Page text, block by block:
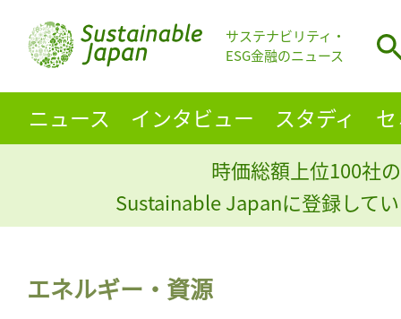
サステナビリティ・
ESG金融のニュース
ニュース インタビュー スタディ
時価総額上位100社
Sustainable Japanに登録して
エネルギー・資源